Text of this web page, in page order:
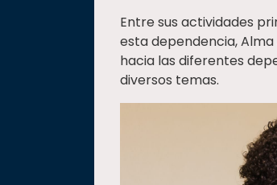
Entre sus actividades
esta dependencia,
hacia las diferentes
diversos temas.